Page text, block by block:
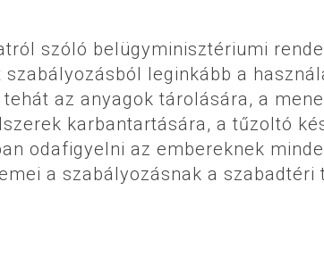
szóló belügyminisztériumi
leginkább a
az anyagok tárolására, a
karbantartására, a tűzoltó
odafigyelni az embereknek
a szabályozásnak a szabadtéri